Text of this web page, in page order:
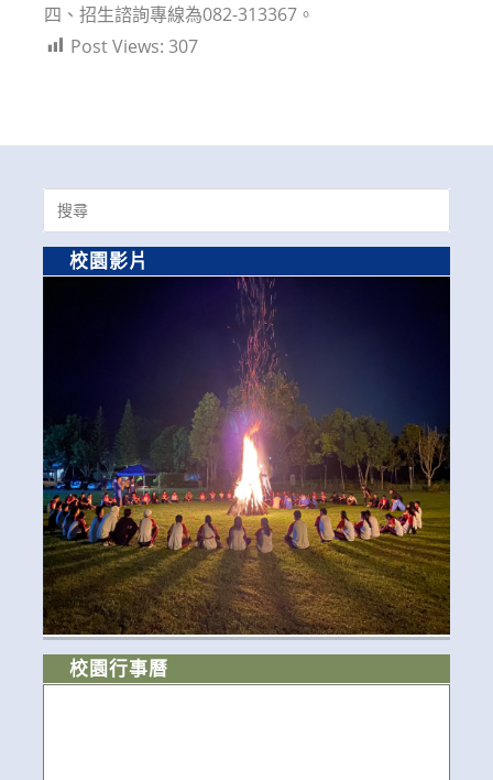
四、招生諮詢專線為082-313367。
Post Views: 307
Search
for:
校園影片
校園行事曆